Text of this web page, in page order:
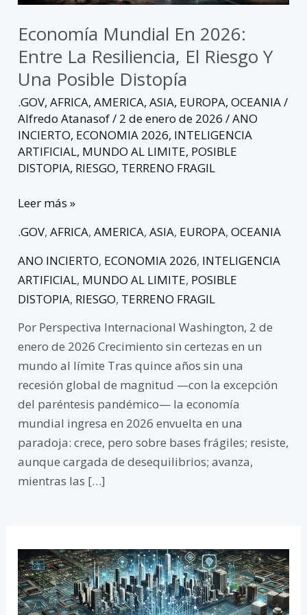
Economía Mundial En 2026:
Entre La Resiliencia, El Riesgo Y
Una Posible Distopía
.GOV,AFRICA,AMERICA,ASIA, EUROPA,OCEANIA/
Alfredo Atanasof/ 2 de enero de 2026/ANO
INCIERTO, ECONOMIA 2026, INTELIGENCIA
ARTIFICIAL, MUNDO AL LIMITE, POSIBLE
DISTOPIA, RIESGO, TERRENO FRAGIL
y
una
posible
distopía
Leer más »
.GOV,AFRICA,AMERICA,ASIA, EUROPA,OCEANIA
ANO INCIERTO, ECONOMIA 2026, INTELIGENCIA
ARTIFICIAL, MUNDO AL LIMITE, POSIBLE
DISTOPIA, RIESGO, TERRENO FRAGIL
Por Perspectiva Internacional Washington, 2 de
enero de 2026 Crecimiento sin certezas en un
mundo al límite Tras quince años sin una
recesión global de magnitud —con la excepción
del paréntesis pandémico— la economía
mundial ingresa en 2026 envuelta en una
paradoja: crece, pero sobre bases frágiles; resiste,
aunque cargada de desequilibrios; avanza,
mientras las […]